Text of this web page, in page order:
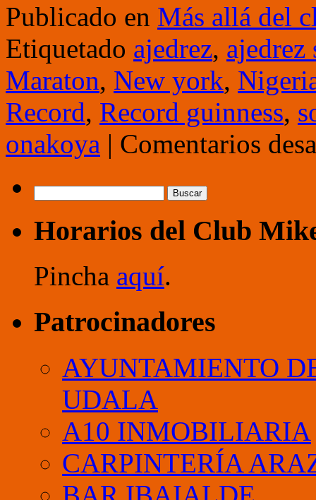
Publicado en Más allá del
Etiquetado ajedrez,
Maraton, New york,
Record, Record guinness,
onakoya | Comentarios
Horarios del Club
Pincha aquí.
Patrocinadores
AYUNTAMIENTO
UDALA
A10 INMOBILIARIA
CARPINTERÍA